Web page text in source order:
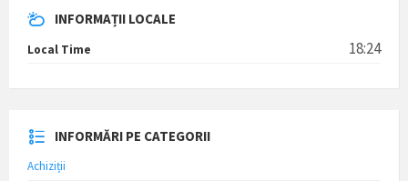
INFORMAȚII LOCALE
Local Time 18:24
INFORMĂRI PE CATEGORII
Achiziții